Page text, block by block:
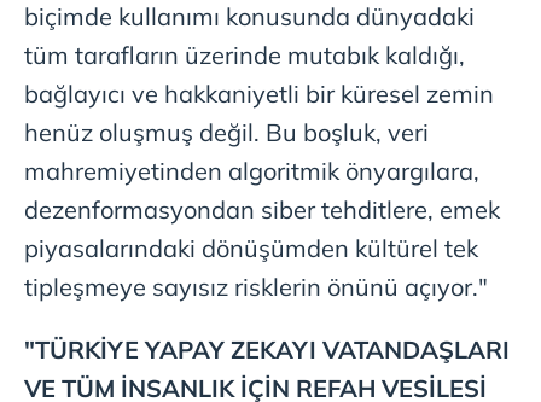
biçimde kullanımı konusunda dünyadaki
tüm tarafların üzerinde mutabık kaldığı,
bağlayıcı ve hakkaniyetli bir küresel zemin
henüz oluşmuş değil. Bu boşluk, veri
mahremiyetinden algoritmik önyargılara,
dezenformasyondan siber tehditlere, emek
piyasalarındaki dönüşümden kültürel tek
tipleşmeye sayısız risklerin önünü açıyor."
"TÜRKİYE YAPAY ZEKAYI VATANDAŞLARI
VE TÜM İNSANLIK İÇİN REFAH VESİLESİ